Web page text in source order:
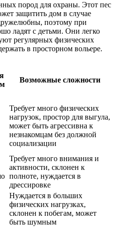
пород для охраны. Этот пес
защитить дом в случае
поэтому при
ладят с детьми. Они легко
регулярных физических
в просторном вольере.
Возможные сложности
Требует много физических
нагрузок, простор для выгула,
может быть агрессивна к
незнакомцам без должной
социализации
Требует много внимания и
активности, склонен к
полноте, нуждается в
дрессировке
Нуждается в больших
физических нагрузках,
склонен к побегам, может
быть шумным